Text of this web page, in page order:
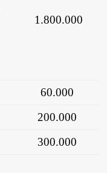
1.800.000
60.000
200.000
300.000